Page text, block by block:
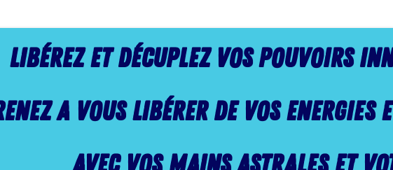
Libérez et décuplez vos pouvoirs
A VOUS LIBéRER de VOS ENERGIES